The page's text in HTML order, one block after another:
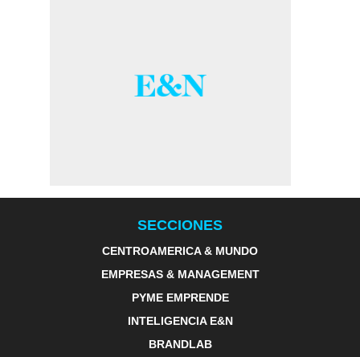
SECCIONES
CENTROAMERICA & MUNDO
EMPRESAS & MANAGEMENT
PYME EMPRENDE
INTELIGENCIA E&N
BRANDLAB